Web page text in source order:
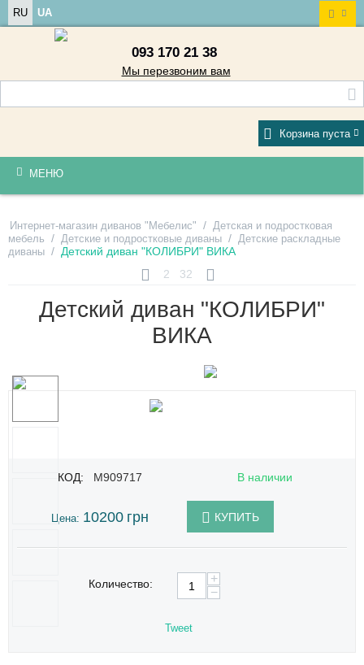
RU UA
093 170 21 38
Мы перезвоним вам
Корзина пуста
МЕНЮ
Интернет-магазин диванов "Мебелис" / Детская и подростковая
мебель / Детские и подростковые диваны / Детские раскладные
диваны / Детский диван "КОЛИБРИ" ВИКА
2
32
Детский диван "КОЛИБРИ"
ВИКА
КОД: M909717 В наличии
Цена: 10200 грн КУПИТЬ
Количество:
+
−
Tweet